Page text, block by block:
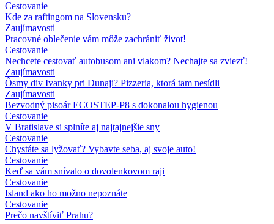
Cestovanie
Kde za raftingom na Slovensku?
Zaujímavosti
Pracovné oblečenie vám môže zachrániť život!
Cestovanie
Nechcete cestovať autobusom ani vlakom? Nechajte sa zviezť!
Zaujímavosti
Ôsmy div Ivanky pri Dunaji? Pizzeria, ktorá tam nesídli
Zaujímavosti
Bezvodný pisoár ECOSTEP-P8 s dokonalou hygienou
Cestovanie
V Bratislave si splníte aj najtajnejšie sny
Cestovanie
Chystáte sa lyžovať? Vybavte seba, aj svoje auto!
Cestovanie
Keď sa vám snívalo o dovolenkovom raji
Cestovanie
Island ako ho možno nepoznáte
Cestovanie
Prečo navštíviť Prahu?